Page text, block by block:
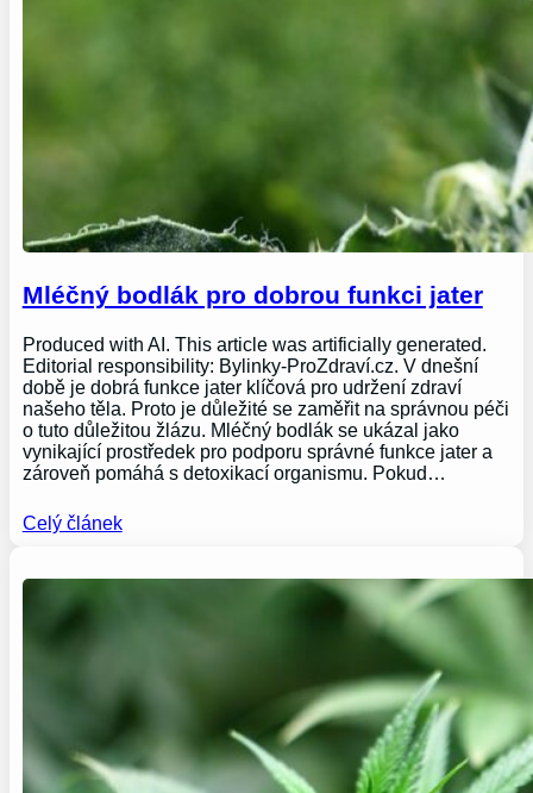
Mléčný bodlák pro dobrou funkci jater
Produced with AI. This article was artificially generated.
Editorial responsibility: Bylinky-ProZdraví.cz. V dnešní
době je dobrá funkce jater klíčová pro udržení zdraví
našeho těla. Proto je důležité se zaměřit na správnou péči
o tuto důležitou žlázu. Mléčný bodlák se ukázal jako
vynikající prostředek pro podporu správné funkce jater a
zároveň pomáhá s detoxikací organismu. Pokud…
Celý článek